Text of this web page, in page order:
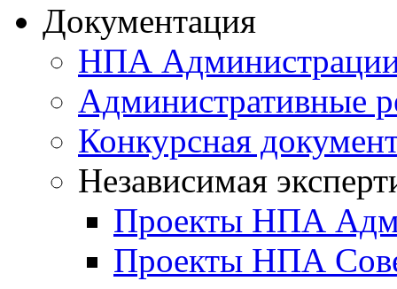
Документация
НПА
Административные
Конкурсная
Независимая
Проекты НПА
Проекты НПА